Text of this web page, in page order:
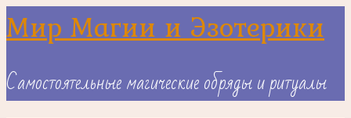
Skip
to
Мир Магии и Эзотерики
Самостоятельные магические обряды и ритуалы